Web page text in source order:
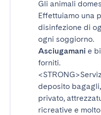
Gli animali
Effettuiamo una
disinfezione di
ogni soggiorno.
Asciugamani e
forniti.
deposito
privato,
ricreative e